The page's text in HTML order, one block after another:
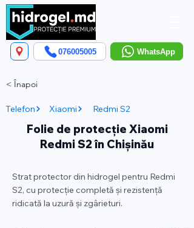
WhatsApp
076005005
< Înapoi
Telefon Xiaomi Redmi S2
Folie de protecție Xiaomi
Redmi S2 în Chișinău
Strat protector din hidrogel pentru Redmi
S2, cu protecție completă și rezistență
ridicată la uzură și zgârieturi.